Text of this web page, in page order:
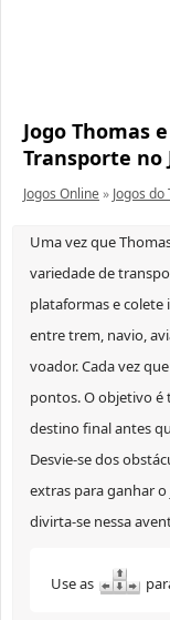
Jogo Thomas
Transporte no
Jogos Online» Jogos
Uma vez que
variedade de
plataformas e colete
entre trem, navio,
voador. Cada vez
pontos. O objetivo é
destino final antes
Desvie-se dos
extras para ganhar
divirta-se nessa
Use as